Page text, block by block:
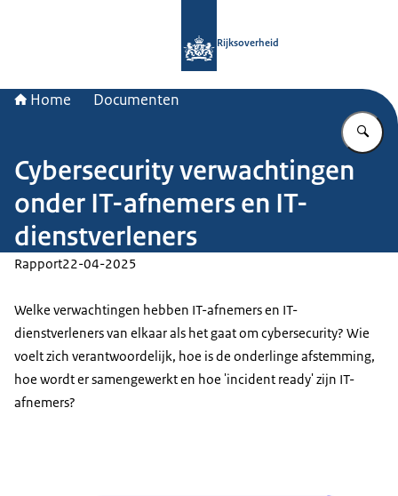
Rijksoverheid
Home Documenten
Cybersecurity verwachtingen
onder IT-afnemers en IT-
dienstverleners
Rapport22-04-2025
Welke verwachtingen hebben IT-afnemers en IT-
dienstverleners van elkaar als het gaat om cybersecurity? Wie
voelt zich verantwoordelijk, hoe is de onderlinge afstemming,
hoe wordt er samengewerkt en hoe 'incident ready' zijn IT-
afnemers?